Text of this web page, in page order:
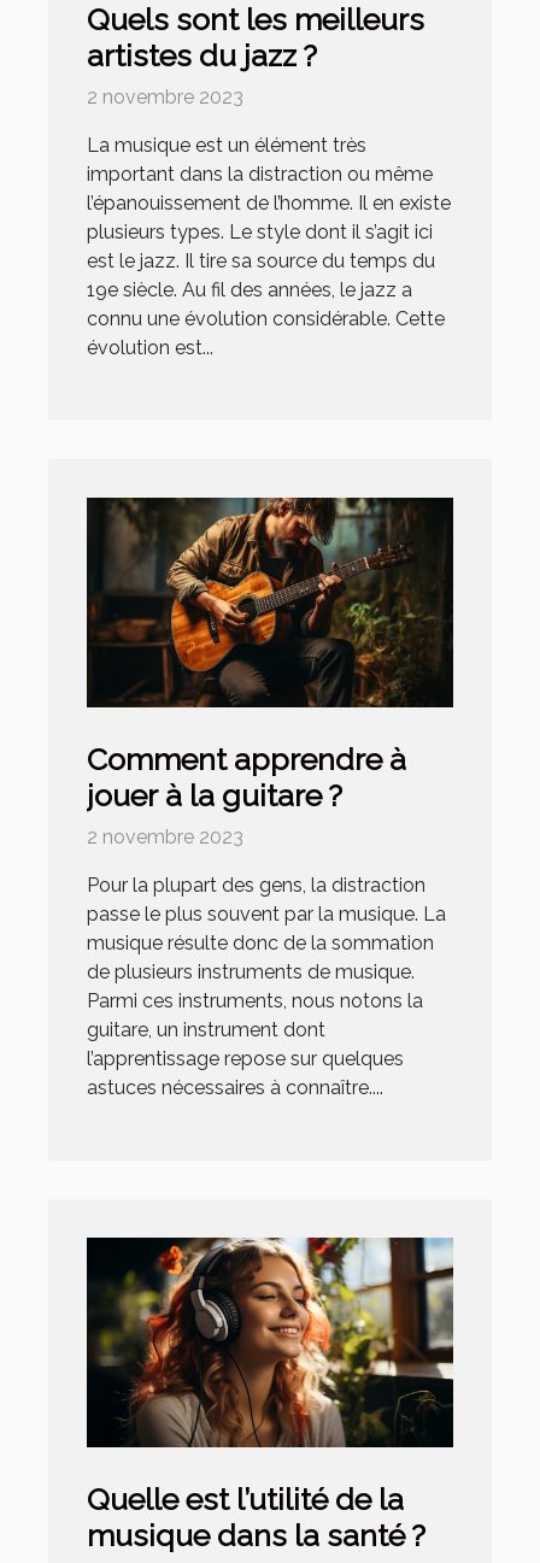
Quels sont les meilleurs
artistes du jazz ?
2 novembre 2023
La musique est un élément très
important dans la distraction ou même
l’épanouissement de l’homme. Il en existe
plusieurs types. Le style dont il s’agit ici
est le jazz. Il tire sa source du temps du
19e siècle. Au fil des années, le jazz a
connu une évolution considérable. Cette
évolution est...
Comment apprendre à
jouer à la guitare ?
2 novembre 2023
Pour la plupart des gens, la distraction
passe le plus souvent par la musique. La
musique résulte donc de la sommation
de plusieurs instruments de musique.
Parmi ces instruments, nous notons la
guitare, un instrument dont
l’apprentissage repose sur quelques
astuces nécessaires à connaître....
Quelle est l’utilité de la
musique dans la santé ?